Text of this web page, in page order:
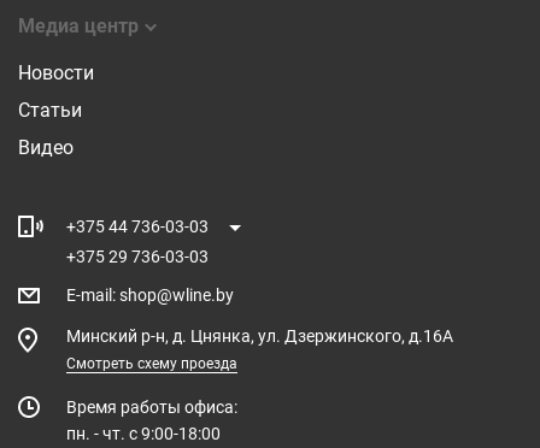
Медиа центр
Новости
Статьи
Видео
+375 44 736-03-03
+375 29 736-03-03
E-mail :shop@wline.by
Минский р-н, д. Цнянка, ул. Дзержинского, д.16А
Смотреть схему проезда
Время работы офиса:
пн. - чт. с 9:00-18:00